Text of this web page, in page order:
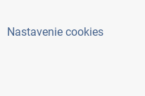
Nastavenie cookies